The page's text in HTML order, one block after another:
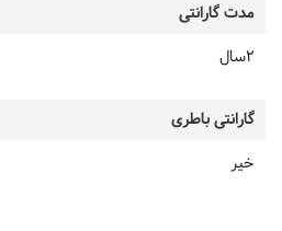
مدت گارانتی
2سال
گارانتی باطری
خیر